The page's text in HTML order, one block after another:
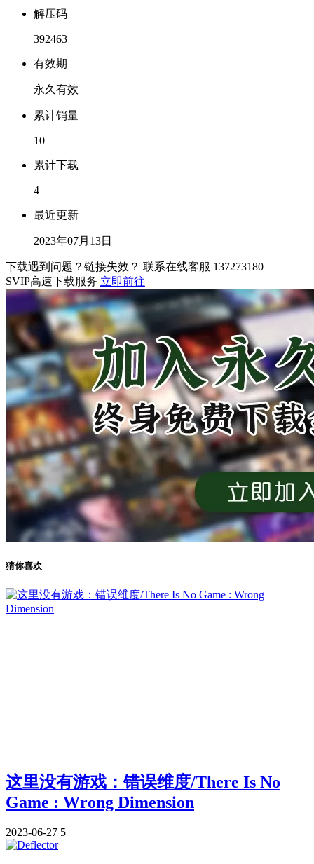
解压码
392463
有效期
永久有效
累计销量
10
累计下载
4
最近更新
2023年07月13日
下载遇到问题？链接失效？ 联系在线客服 137273180
SVIP高速下载服务 立即前往
猜你喜欢
这里没有游戏：错误维度/There Is No
Game : Wrong Dimension
2023-06-27 5